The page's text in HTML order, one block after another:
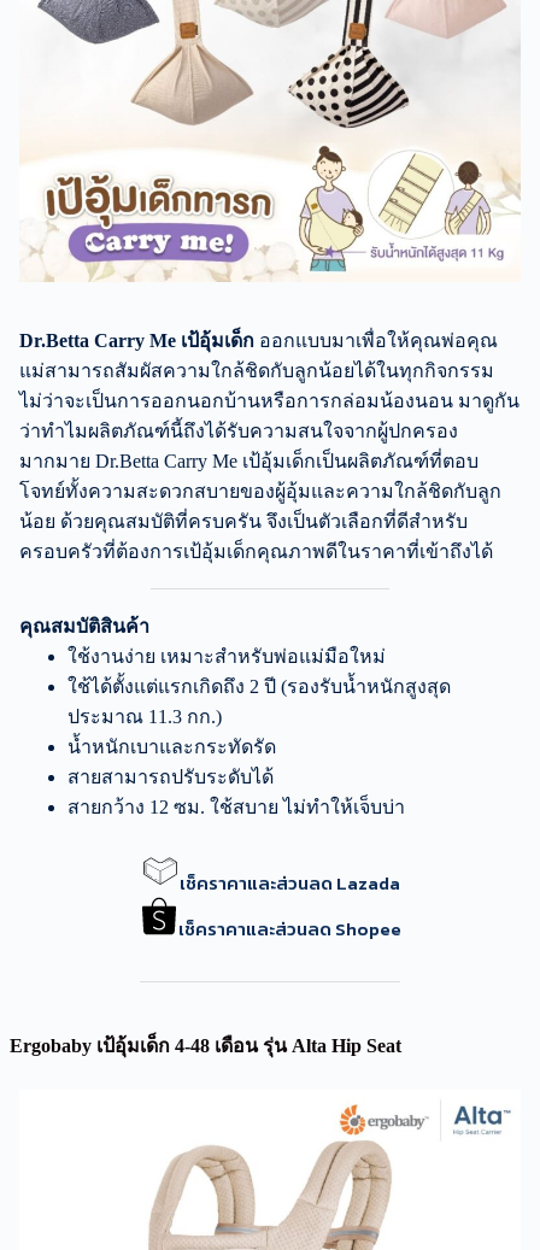
Dr.Betta Carry Me เป้อุ้มเด็ก ออกแบบมาเพื่อให้คุณพ่อคุณ
แม่สามารถสัมผัสความใกล้ชิดกับลูกน้อยได้ในทุกกิจกรรม
ไม่ว่าจะเป็นการออกนอกบ้านหรือการกล่อมน้องนอน มาดูกัน
ว่าทำไมผลิตภัณฑ์นี้ถึงได้รับความสนใจจากผู้ปกครอง
มากมาย Dr.Betta Carry Me เป้อุ้มเด็กเป็นผลิตภัณฑ์ที่ตอบ
โจทย์ทั้งความสะดวกสบายของผู้อุ้มและความใกล้ชิดกับลูก
น้อย ด้วยคุณสมบัติที่ครบครัน จึงเป็นตัวเลือกที่ดีสำหรับ
ครอบครัวที่ต้องการเป้อุ้มเด็กคุณภาพดีในราคาที่เข้าถึงได้
คุณสมบัติสินค้า
ใช้งานง่าย เหมาะสำหรับพ่อแม่มือใหม่
ใช้ได้ตั้งแต่แรกเกิดถึง 2 ปี (รองรับน้ำหนักสูงสุด
ประมาณ 11.3 กก.)
น้ำหนักเบาและกระทัดรัด
สายสามารถปรับระดับได้
สายกว้าง 12 ซม. ใช้สบาย ไม่ทำให้เจ็บบ่า
เช็คราคาและส่วนลด Lazada
เช็คราคาและส่วนลด Shopee
Ergobaby เป้อุ้มเด็ก 4-48 เดือน รุ่น Alta Hip Seat